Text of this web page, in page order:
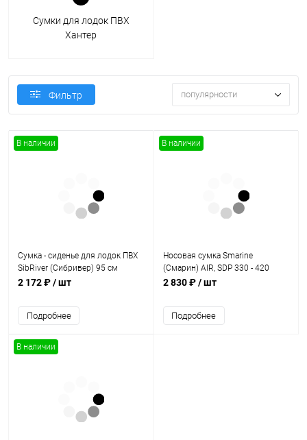
Сумки для лодок ПВХ
Хантер
Фильтр популярности
В наличии
Сумка - сиденье для лодок ПВХ
SibRiver (Сибривер) 95 см
2 172 ₽/ шт
Подробнее
В наличии
Носовая сумка Smarine
(Смарин) AIR, SDP 330 - 420
2 830 ₽/ шт
Подробнее
В наличии